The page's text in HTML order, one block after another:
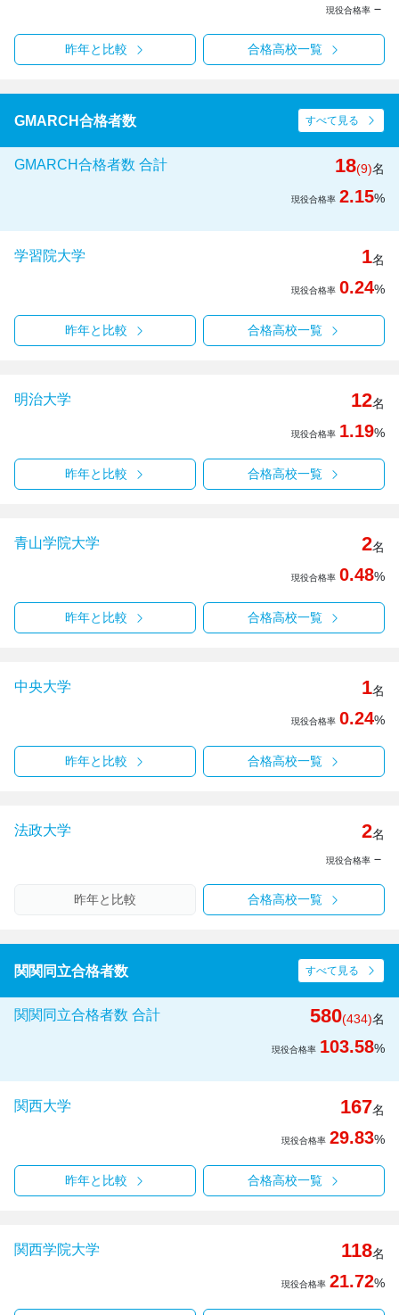
現役合格率 －
昨年と比較 合格高校一覧
GMARCH合格者数 すべて見る
GMARCH合格者数 合計 18(9)名
現役合格率 2.15%
学習院大学 1名
現役合格率 0.24%
昨年と比較 合格高校一覧
明治大学 12名
現役合格率 1.19%
昨年と比較 合格高校一覧
青山学院大学 2名
現役合格率 0.48%
昨年と比較 合格高校一覧
中央大学 1名
現役合格率 0.24%
昨年と比較 合格高校一覧
法政大学 2名
現役合格率 －
昨年と比較 合格高校一覧
関関同立合格者数 すべて見る
関関同立合格者数 合計 580(434)名
現役合格率 103.58%
関西大学 167名
現役合格率 29.83%
昨年と比較 合格高校一覧
関西学院大学 118名
現役合格率 21.72%